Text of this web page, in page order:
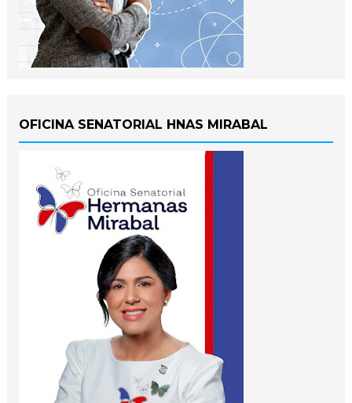
OFICINA SENATORIAL HNAS MIRABAL